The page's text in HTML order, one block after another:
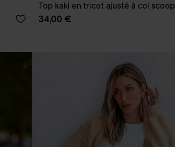
Top kaki en tricot ajusté à col scoop
34,00 €